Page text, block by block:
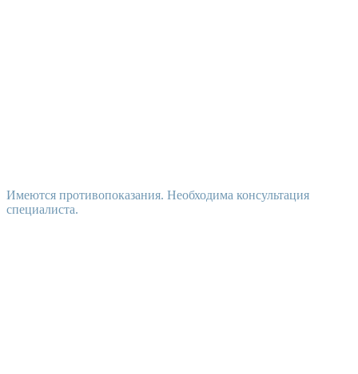
Имеются противопоказания. Необходима консультация
специалиста.